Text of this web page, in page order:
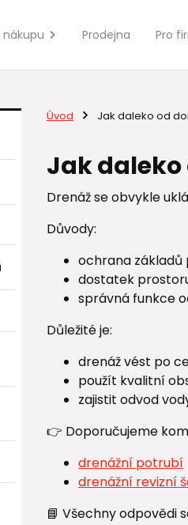
nákupu Prodejna Pro
Úvod Jak daleko od
Jak
Drenáž se obvykle
Důvody:
ochrana základů
dostatek
správná funkce
Důležité je:
drenáž vést po
použít kvalitní
zajistit odvod
👉 Doporučujeme
drenážní potrubí
drenážní revizní
📘 Všechny odpovědi